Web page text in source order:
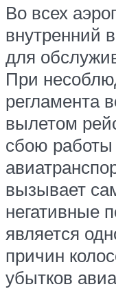
Во всех
внутренний
для
При
регламента
вылетом
сбою
вызывает
негативные
является
причин
убытков